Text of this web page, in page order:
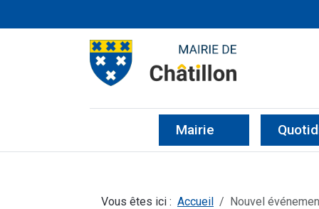
CHÂTILLON
SITE OFFICIEL DE LA
Mairie
Vous êtes ici : Accueil Nouvel